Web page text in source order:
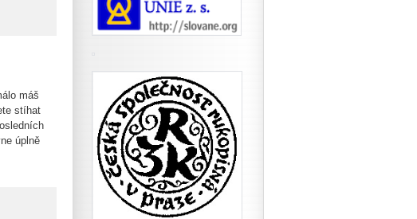
máš
stíhat
úplně